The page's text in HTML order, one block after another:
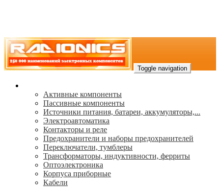
Toggle navigation
Активные компоненты
Пассивные компоненты
Источники питания, батареи, аккумуляторы,...
Электроавтоматика
Контакторы и реле
Предохранители и наборы предохранителей
Переключатели, тумблеры
Трансформаторы, индуктивности, ферриты
Oптоэлектроника
Корпуса приборные
Кабели